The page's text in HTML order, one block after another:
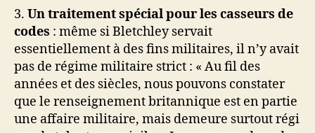
3. Un traitement spécial pour les casseurs de
codes : même si Bletchley servait
essentiellement à des fins militaires, il n’y avait
pas de régime militaire strict : « Au fil des
années et des siècles, nous pouvons constater
que le renseignement britannique est en partie
une affaire militaire, mais demeure surtout régi